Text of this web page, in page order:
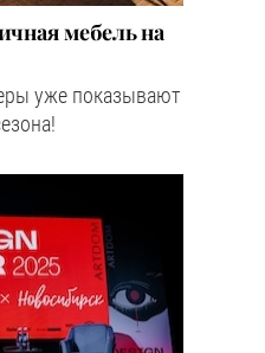
мебель на
уже показывают